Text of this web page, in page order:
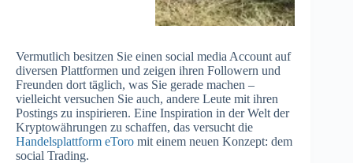
Vermutlich besitzen Sie einen social media Account auf
diversen Plattformen und zeigen ihren Followern und
Freunden dort täglich, was Sie gerade machen –
vielleicht versuchen Sie auch, andere Leute mit ihren
Postings zu inspirieren. Eine Inspiration in der Welt der
Kryptowährungen zu schaffen, das versucht die
Handelsplattform eToro mit einem neuen Konzept: dem
social Trading.